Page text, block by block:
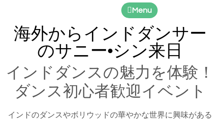
Menu
海外からインドダンサー
のサニー•シン来日
インドダンスの魅力を体験！
ダンス初心者歓迎イベント
インドのダンスやボリウッドの華やかな世界に興味がある